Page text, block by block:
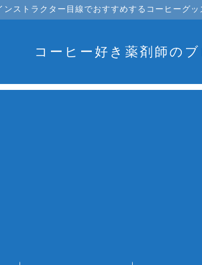
ンストラクター目線でおすすめするコーヒーグ
コーヒー好き薬剤師の